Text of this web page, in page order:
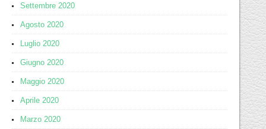
Settembre 2020
Agosto 2020
Luglio 2020
Giugno 2020
Maggio 2020
Aprile 2020
Marzo 2020